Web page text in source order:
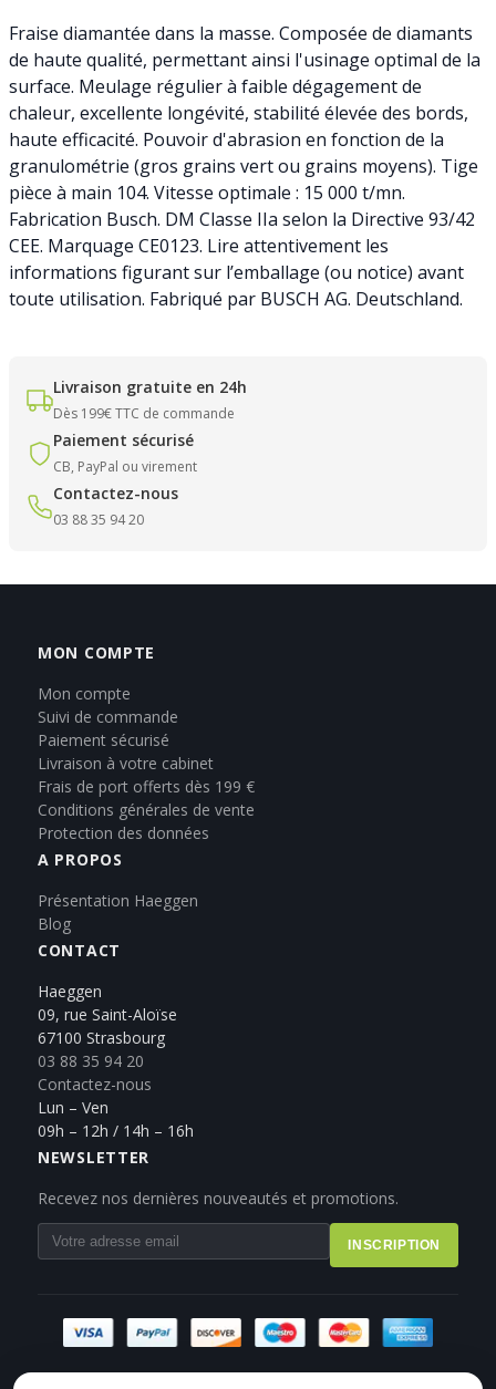
Fraise diamantée dans la masse. Composée de diamants
de haute qualité, permettant ainsi l'usinage optimal de la
surface. Meulage régulier à faible dégagement de
chaleur, excellente longévité, stabilité élevée des bords,
haute efficacité. Pouvoir d'abrasion en fonction de la
granulométrie (gros grains vert ou grains moyens). Tige
pièce à main 104. Vitesse optimale : 15 000 t/mn.
Fabrication Busch. DM Classe IIa selon la Directive 93/42
CEE. Marquage CE0123. Lire attentivement les
informations figurant sur l’emballage (ou notice) avant
toute utilisation. Fabriqué par BUSCH AG. Deutschland.
Livraison gratuite en 24h
Dès 199€ TTC de commande
Paiement sécurisé
CB, PayPal ou virement
Contactez-nous
03 88 35 94 20
MON COMPTE
Mon compte
Suivi de commande
Paiement sécurisé
Livraison à votre cabinet
Frais de port offerts dès 199 €
Conditions générales de vente
Protection des données
A PROPOS
Présentation Haeggen
Blog
CONTACT
Haeggen
09, rue Saint-Aloïse
67100 Strasbourg
03 88 35 94 20
Contactez-nous
Lun – Ven
09h – 12h / 14h – 16h
NEWSLETTER
Recevez nos dernières nouveautés et promotions.
INSCRIPTION